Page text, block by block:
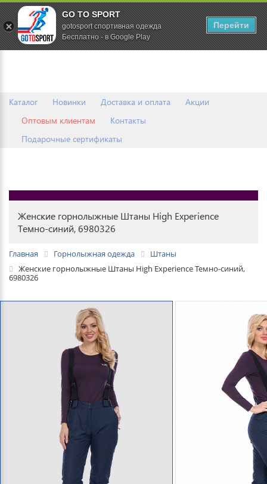
Каталог Новинки Доставка и оплата
Акции
Оптовым клиентам
Контакты
Подарочные сертификаты
0
Женские горнолыжные Штаны High Experience
Темно-синий, 6980326
Главная Горнолыжная одежда
Штаны
Женские горнолыжные Штаны High Experience Темно-синий,
6980326
GO TO SPORT
gotosport спортивная одежда
Бесплатно - в Google Play
Перейти